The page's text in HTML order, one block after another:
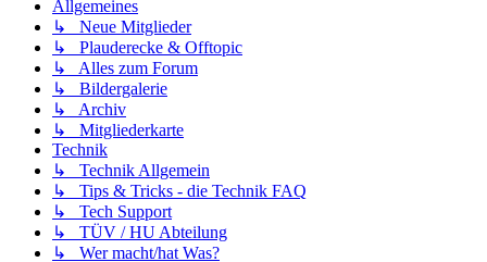
Allgemeines
↳ Neue Mitglieder
↳ Plauderecke & Offtopic
↳ Alles zum Forum
↳ Bildergalerie
↳ Archiv
↳ Mitgliederkarte
Technik
↳ Technik Allgemein
↳ Tips & Tricks - die Technik FAQ
↳ Tech Support
↳ TÜV / HU Abteilung
↳ Wer macht/hat Was?